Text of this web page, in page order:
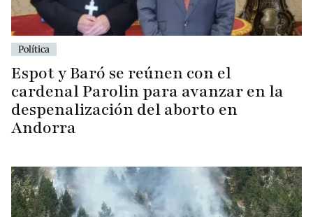
Política
Espot y Baró se reúnen con el
cardenal Parolin para avanzar en la
despenalización del aborto en
Andorra